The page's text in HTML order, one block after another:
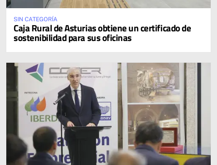
SIN CATEGORÍA
Caja Rural de Asturias obtiene un certificado de
sostenibilidad para sus oficinas